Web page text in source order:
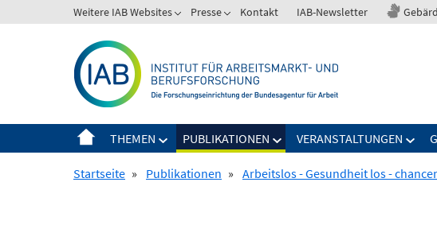
zum
Weitere IAB Websites Presse Kontakt IAB-Newsletter
THEMEN PUBLIKATIONEN VERANSTALTUNGEN
Startseite » Publikationen » Arbeitslos - Gesundheit los -